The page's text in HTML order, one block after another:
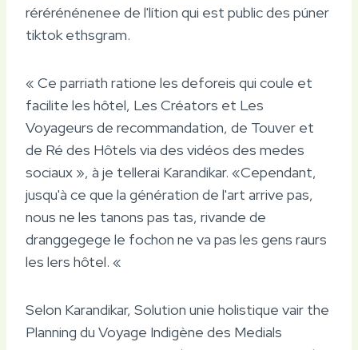
rérérénénenee de l'lítion qui est public des púner
tiktok ethsgram.
« Ce parriath ratione les deforeis qui coule et
facilite les hôtel, Les Créators et Les
Voyageurs de recommandation, de Touver et
de Ré des Hôtels via des vidéos des medes
sociaux », à je tellerai Karandikar. «Cependant,
jusqu'à ce que la génération de l'art arrive pas,
nous ne les tanons pas tas, rivande de
dranggegege le fochon ne va pas les gens raurs
les lers hôtel. «
Selon Karandikar, Solution unie holistique vair the
Planning du Voyage Indigène des Medials